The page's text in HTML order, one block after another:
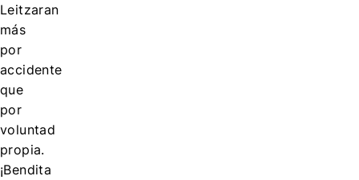
Leitzaran
más
por
accidente
que
por
voluntad
propia.
¡Bendita